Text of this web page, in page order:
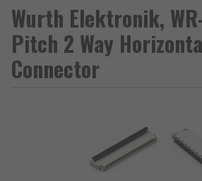
Wurth Elektronik,
Pitch 2 Way
Connector